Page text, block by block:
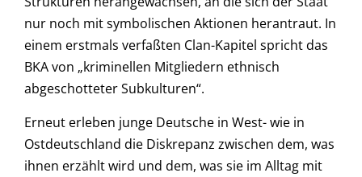
nur noch mit symbolischen Aktionen herantraut. In
einem erstmals verfaßten Clan-Kapitel spricht das
BKA von „kriminellen Mitgliedern ethnisch
abgeschotteter Subkulturen“.
Erneut erleben junge Deutsche in West- wie in
Ostdeutschland die Diskrepanz zwischen dem, was
ihnen erzählt wird und dem, was sie im Alltag mit